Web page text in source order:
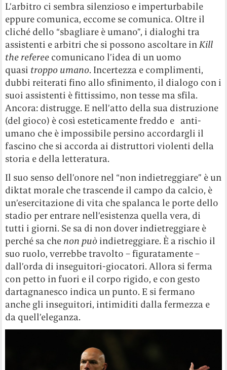
L’arbitro ci sembra silenzioso e imperturbabile
eppure comunica, eccome se comunica. Oltre il
cliché dello “sbagliare è umano”, i dialoghi tra
assistenti e arbitri che si possono ascoltare inKill
the referee comunicano l’idea di un uomo
quasi troppo umano. Incertezza e complimenti,
dubbi reiterati fino allo sfinimento, il dialogo con i
suoi assistenti è fittissimo, non tesse ma sfila.
Ancora: distrugge. E nell’atto della sua distruzione
(del gioco) è così esteticamente freddo e anti-
umano che è impossibile persino accordargli il
fascino che si accorda ai distruttori violenti della
storia e della letteratura.
Il suo senso dell’onore nel “non indietreggiare” è un
diktat morale che trascende il campo da calcio, è
un’esercitazione di vita che spalanca le porte dello
stadio per entrare nell’esistenza quella vera, di
tutti i giorni. Se sa di non dover indietreggiare è
perché sa che non può indietreggiare. È a rischio il
suo ruolo, verrebbe travolto – figuratamente –
dall’orda di inseguitori-giocatori. Allora si ferma
con petto in fuori e il corpo rigido, e con gesto
dartagnanesco indica un punto. E si fermano
anche gli inseguitori, intimiditi dalla fermezza e
da quell’eleganza.